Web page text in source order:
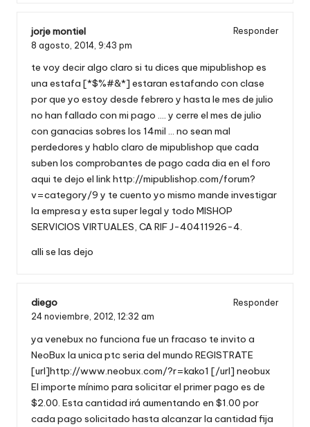
jorje montiel
Responder
8 agosto, 2014, 9:43 pm
te voy decir algo claro si tu dices que mipublishop es
una estafa [*$%#&*] estaran estafando con clase
por que yo estoy desde febrero y hasta le mes de julio
no han fallado con mi pago …. y cerre el mes de julio
con ganacias sobres los 14mil … no sean mal
perdedores y hablo claro de mipublishop que cada
suben los comprobantes de pago cada dia en el foro
aqui te dejo el linkhttp://mipublishop.com/forum?
v=category/9 y te cuento yo mismo mande investigar
la empresa y esta super legal y todo MISHOP
SERVICIOS VIRTUALES, CA RIF J-40411926-4.
alli se las dejo
diego
Responder
24 noviembre, 2012, 12:32 am
ya venebux no funciona fue un fracaso te invito a
NeoBux la unica ptc seria del mundo REGISTRATE
[url]http://www.neobux.com/?r=kako1 [/url] neobux
El importe mínimo para solicitar el primer pago es de
$2.00. Esta cantidad irá aumentando en $1.00 por
cada pago solicitado hasta alcanzar la cantidad fija